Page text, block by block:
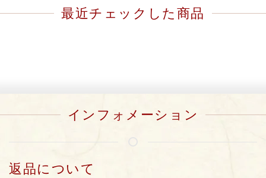
最近チェックした商品
インフォメーション
返品について